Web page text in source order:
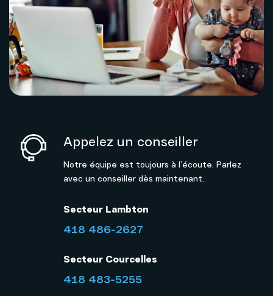
Appelez un conseiller
Notre équipe est toujours à l’écoute. Parlez
avec un conseiller dès maintenant.
Secteur Lambton
418 486-2627
Secteur Courcelles
418 483-5255